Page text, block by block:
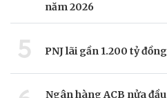
năm 2026
5 PNJ lãi gần 1.200 tỷ
Ngân hàng ACB nửa